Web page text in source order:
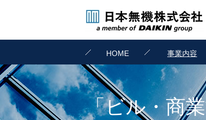
HOME 事業内容
「ビル・商